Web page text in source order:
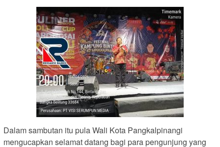
Dalam sambutan itu pula Wali Kota Pangkalpinangi
mengucapkan selamat datang bagi para pengunjung yang